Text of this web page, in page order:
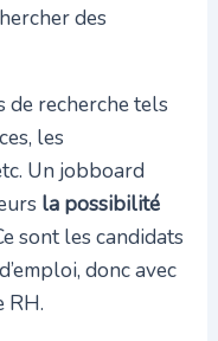
des
recherche tels
les
Un jobboard
la possibilité
sont les candidats
donc avec
RH.